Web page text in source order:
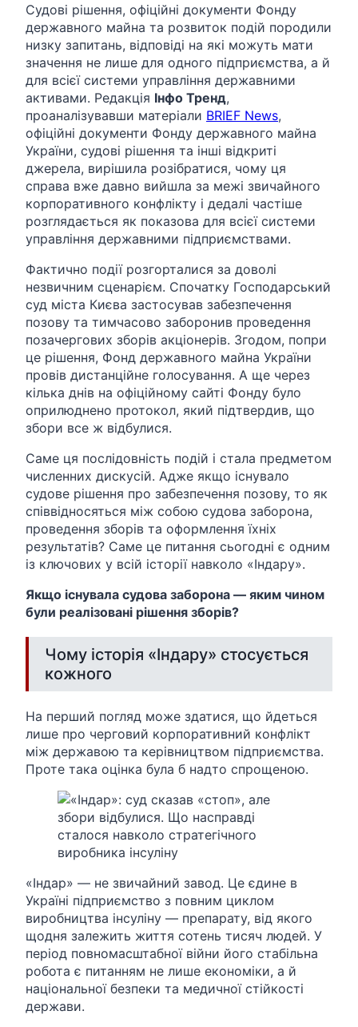
Судові рішення, офіційні документи Фонду
державного майна та розвиток подій породили
низку запитань, відповіді на які можуть мати
значення не лише для одного підприємства, а й
для всієї системи управління державними
активами. Редакція Інфо Тренд,
проаналізувавши матеріали BRIEF News,
офіційні документи Фонду державного майна
України, судові рішення та інші відкриті
джерела, вирішила розібратися, чому ця
справа вже давно вийшла за межі звичайного
корпоративного конфлікту і дедалі частіше
розглядається як показова для всієї системи
управління державними підприємствами.
Фактично події розгорталися за доволі
незвичним сценарієм. Спочатку Господарський
суд міста Києва застосував забезпечення
позову та тимчасово заборонив проведення
позачергових зборів акціонерів. Згодом, попри
це рішення, Фонд державного майна України
провів дистанційне голосування. А ще через
кілька днів на офіційному сайті Фонду було
оприлюднено протокол, який підтвердив, що
збори все ж відбулися.
Саме ця послідовність подій і стала предметом
численних дискусій. Адже якщо існувало
судове рішення про забезпечення позову, то як
співвідносяться між собою судова заборона,
проведення зборів та оформлення їхніх
результатів? Саме це питання сьогодні є одним
із ключових у всій історії навколо «Індару».
Якщо існувала судова заборона — яким чином
були реалізовані рішення зборів?
Чому історія «Індару» стосується
кожного
На перший погляд може здатися, що йдеться
лише про черговий корпоративний конфлікт
між державою та керівництвом підприємства.
Проте така оцінка була б надто спрощеною.
«Індар» — не звичайний завод. Це єдине в
Україні підприємство з повним циклом
виробництва інсуліну — препарату, від якого
щодня залежить життя сотень тисяч людей. У
період повномасштабної війни його стабільна
робота є питанням не лише економіки, а й
національної безпеки та медичної стійкості
держави.